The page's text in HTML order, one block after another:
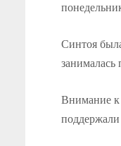
Синтоя
занималась
Внимание к
поддержали